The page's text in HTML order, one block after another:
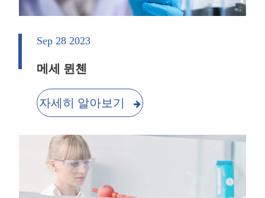
Sep 28 2023
메세 뮌첸
자세히 알아보기